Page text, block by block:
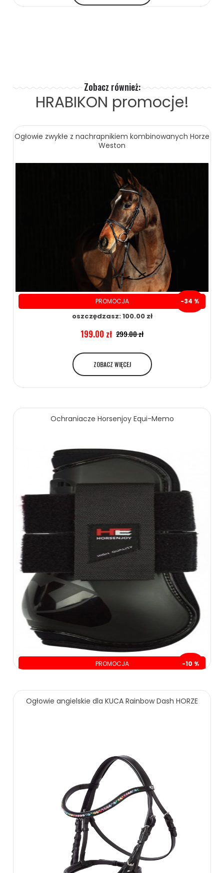
Zobacz również:
HRABIKON promocje!
Ogłowie zwykłe z nachrapnikiem kombinowanych Horze
Weston
PROMOCJA -34 %
oszczędzasz: 100.00 zł
199.00 zł 299.00 zł
ZOBACZ WIĘCEJ
Ochraniacze Horsenjoy Equi-Memo
PROMOCJA -10 %
240.00 zł 265.00 zł
Ogłowie angielskie dla KUCA Rainbow Dash HORZE